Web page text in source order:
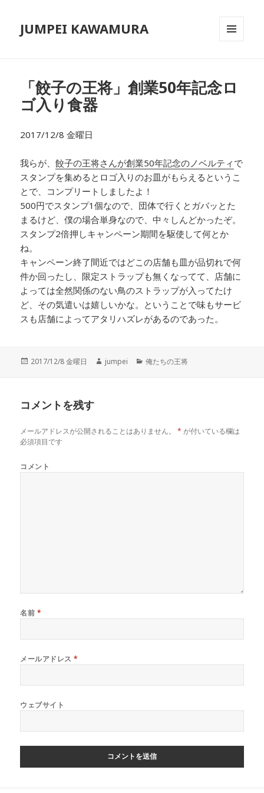
JUMPEI KAWAMURA
「餃子の王将」創業50年記念ロ
ゴ入り食器
2017/12/8 金曜日
我らが、餃子の王将さんが創業50年記念のノベルティ で
スタンプを集めるとロゴ入りのお皿がもらえるというこ
とで、コンプリートしましたよ！
500円でスタンプ1個なので、団体で行くとガバッとた
まるけど、僕の場合単身なので、中々しんどかったぞ。
スタンプ2倍押しキャンペーン期間を駆使して何とか
ね。
キャンペーン終了間近ではどこの店舗も皿が品切れで何
件か回ったし、限定ストラップも無くなってて、店舗に
よっては全然関係のない鳥のストラップが入ってたけ
ど、その気遣いは嬉しいかな。ということで味もサービ
スも店舗によってアタリハズレがあるのであった。
投
2017/12/8 金曜日
作
jumpei
カ
俺たちの王将
コメントを残す
メールアドレスが公開されることはありません。 * が付いている欄は
必須項目です
コメント
名前 *
メールアドレス*
ウェブサイト